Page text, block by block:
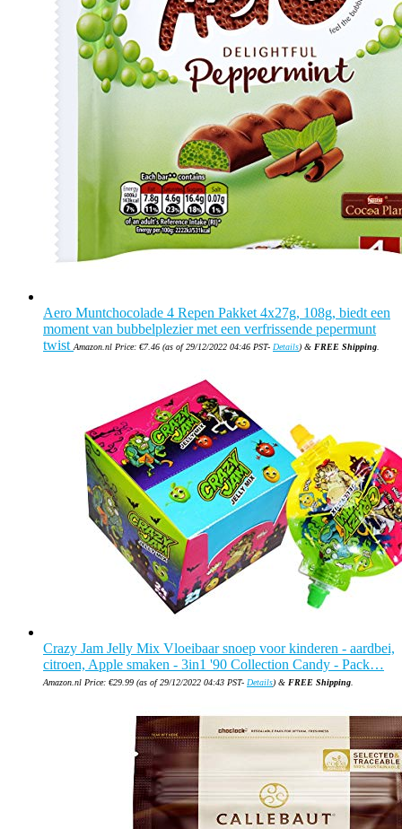
Aero Muntchocolade 4 Repen Pakket 4x27g, 108g, biedt een
moment van bubbelplezier met een verfrissende pepermunt
twist Amazon.nl Price: €7.46 (as of 29/12/2022 04:46 PST- Details) & FREE Shipping
Crazy Jam Jelly Mix Vloeibaar snoep voor kinderen - aardbei,
citroen, Apple smaken - 3in1 '90 Collection Candy - Pack…
Amazon.nl Price: €29.99 (as of 29/12/2022 04:43 PST- Details) & FREE Shipping